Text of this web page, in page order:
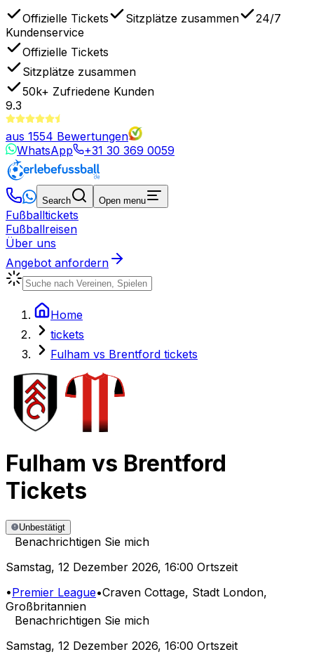
Offizielle Tickets Sitzplätze zusammen
24/7
Kundenservice
Offizielle Tickets
Sitzplätze zusammen
50k+ Zufriedene Kunden
9.3
aus 1554 Bewertungen
WhatsApp
+31 30 369 0059
Search Open menu
Fußballtickets
Fußballreisen
Über uns
Angebot anfordern
Home
tickets
Fulham vs Brentford tickets
Fulham vs Brentford
Tickets
Unbestätigt
Benachrichtigen Sie mich
Samstag, 12 Dezember 2026, 16:00 Ortszeit
•Premier League•Craven Cottage, Stadt London,
Großbritannien
Benachrichtigen Sie mich
Samstag, 12 Dezember 2026, 16:00 Ortszeit